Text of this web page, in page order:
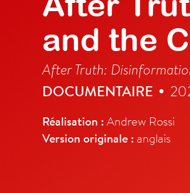
and the
After Truth:
DOCUMENTAIRE •
Réalisation :Andrew Rossi
Version originale : anglais